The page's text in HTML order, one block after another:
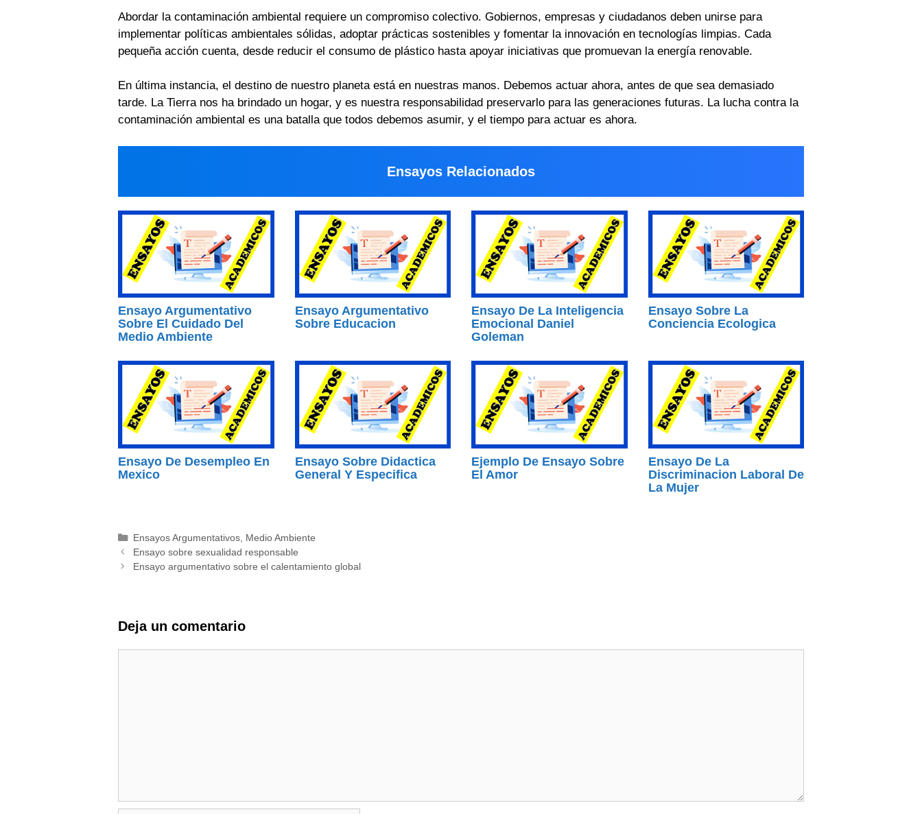
Abordar la contaminación ambiental requiere un compromiso colectivo. Gobiernos, empresas y ciudadanos deben unirse para
implementar políticas ambientales sólidas, adoptar prácticas sostenibles y fomentar la innovación en tecnologías limpias. Cada
pequeña acción cuenta, desde reducir el consumo de plástico hasta apoyar iniciativas que promuevan la energía renovable.
En última instancia, el destino de nuestro planeta está en nuestras manos. Debemos actuar ahora, antes de que sea demasiado
tarde. La Tierra nos ha brindado un hogar, y es nuestra responsabilidad preservarlo para las generaciones futuras. La lucha contra la
contaminación ambiental es una batalla que todos debemos asumir, y el tiempo para actuar es ahora.
Ensayos Relacionados
Ensayo Argumentativo
Sobre El Cuidado Del
Medio Ambiente
Ensayo Argumentativo
Sobre Educacion
Ensayo De La Inteligencia
Emocional Daniel
Goleman
Ensayo Sobre La
Conciencia Ecologica
Ensayo De Desempleo En
Mexico
Ensayo Sobre Didactica
General Y Especifica
Ejemplo De Ensayo Sobre
El Amor
Ensayo De La
Discriminacion Laboral De
La Mujer
Categorías
Ensayos Argumentativos, Medio Ambiente
Ensayo sobre sexualidad responsable
Ensayo argumentativo sobre el calentamiento global
Deja un comentario